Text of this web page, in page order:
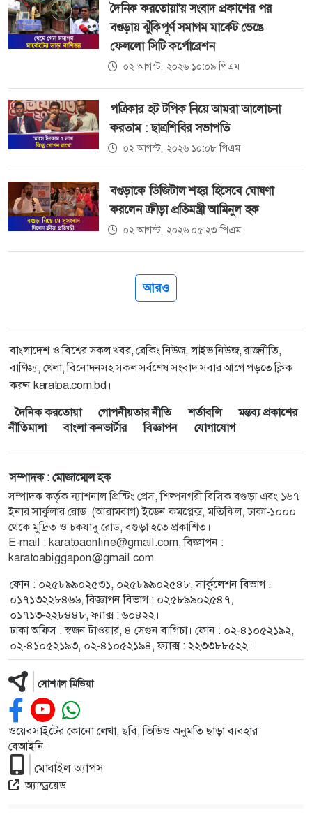
দৈনিক করতোয়া'য় সংবাদ প্রকাশের পর
বগুড়ায় ঝুঁকিপূর্ণ সমাগম মার্কেট ভেঙে
ফেললো সিটি কর্পোরেশন
০২ আগস্ট, ২০২৬ ১০:০৯ পিএম
পত্রিকার হট টপিক নিয়ে আমরা আলোচনা
করতাম : ছাত্রশিবির সভাপতি
০২ আগস্ট, ২০২৬ ১০:০৮ পিএম
বগুড়াকে ডিজিটাল শহর হিসেবে ঘোষণা
করলেন ক্রীড়া প্রতিমন্ত্রী আমিনুল হক
০২ আগস্ট, ২০২৬ ০৫:২৩ পিএম
আরও
বাংলাদেশ ও বিশ্বের সকল খবর, ব্রেকিং নিউজ, লাইভ নিউজ, রাজনীতি,
বাণিজ্য, খেলা, বিনোদনসহ সকল সর্বশেষ সংবাদ সবার আগে পড়তে ক্লিক
করুন karatoa.com.bd।
দৈনিক করতোয়া
গোপনীয়তার নীতি শর্তাবলি
মন্তব্য প্রকাশের
নীতিমালা
বাংলা কনভার্টার বিজ্ঞাপন যোগাযোগ
সম্পাদক : মোজাম্মেল হক
সম্পাদক কর্তৃক ন্যাশনাল প্রিন্টিং প্রেস, শিল্পনগরী বিসিক বগুড়া এবং ১৬৭
ইনার সার্কুলার রোড, (আরামবাগ) ইডেন কমপ্লেক্স, মতিঝিল, ঢাকা-১০০০
থেকে মুদ্রিত ও চকযাদু রোড, বগুড়া হতে প্রকাশিত।
E-mail : karatoaonline@gmail.com, বিজ্ঞাপন :
karatoabiggapon@gmail.com
ফোন : ০২৫৮৯৯০২৫৩১, ০২৫৮৯৯০২৫৪৮, সার্কুলেশন বিভাগ :
০১৭১৩২২৮৪৬৬, বিজ্ঞাপন বিভাগ : ০২৫৮৯৯০২৫৪৭,
০১৭১৩-২২৮৪৪৮, ফ্যাক্স : ৬০৪২২।
ঢাকা অফিস : স্বজন টাওয়ার, ৪ সেগুন বাগিচা। ফোন : ০২-৪১০৫২১৯২,
০২-৪১০৫২১৯৩, ০২-৪১০৫২১৯৪, ফ্যাক্স : ২২৩৩৮৮৫২২।
সোশ্যাল মিডিয়া
ওয়েবসাইটের কোনো লেখা, ছবি, ভিডিও অনুমতি ছাড়া ব্যবহার
বেআইনি।
মোবাইল অ্যাপস
অ্যান্ড্রয়েড